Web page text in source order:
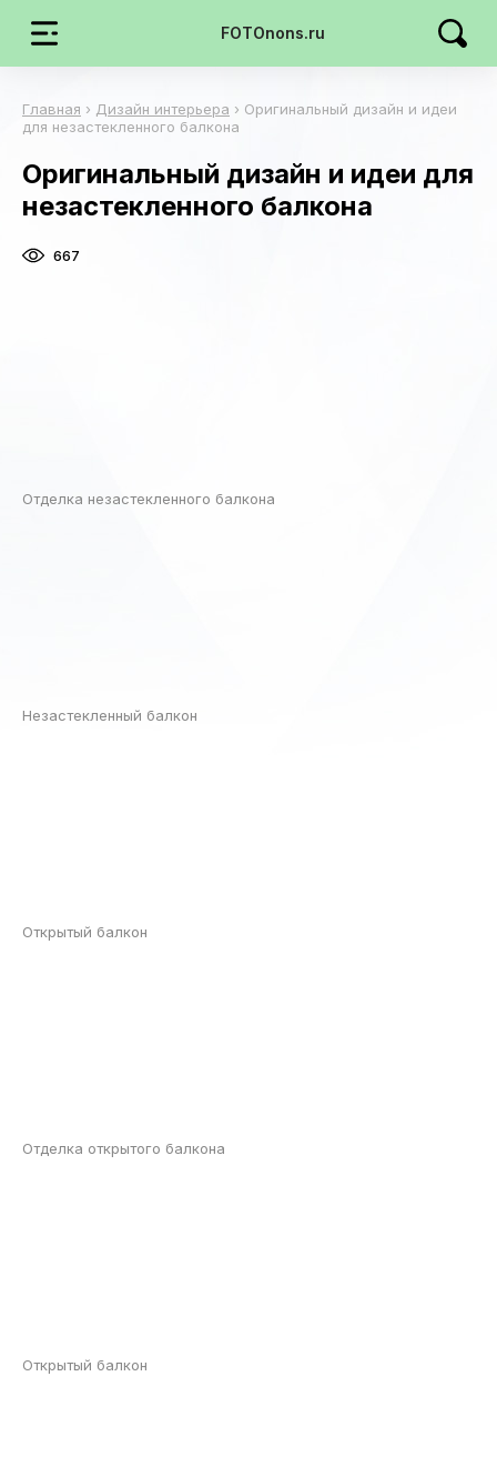
FOTOnons.ru
Главная › Дизайн интерьера › Оригинальный дизайн и идеи
для незастекленного балкона
Оригинальный дизайн и идеи для
незастекленного балкона
667
Отделка незастекленного балкона
Незастекленный балкон
Открытый балкон
Отделка открытого балкона
Открытый балкон